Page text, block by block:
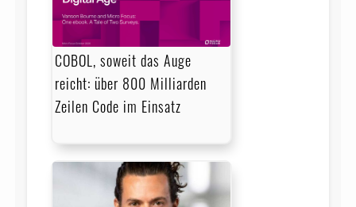
COBOL, soweit das Auge
reicht: über 800 Milliarden
Zeilen Code im Einsatz